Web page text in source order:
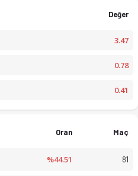
puan durumu, haftalık
Değer
3.47
0.78
0.41
Oran Maç
%44.51 81